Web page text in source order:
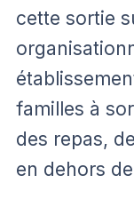
cette sortie
familles à
des repas,
en dehors